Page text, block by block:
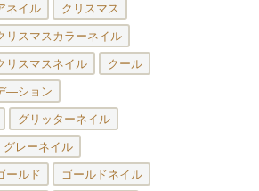
ネイル クリスマス
リスマスカラーネイル
リスマスネイル クール
―ション
グリッターネイル
グレーネイル
ールド ゴールドネイル